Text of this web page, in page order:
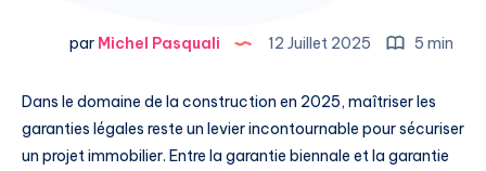
parMichel Pasquali 12 Juillet 2025 5 min
Dans le domaine de la construction en 2025, maîtriser les
garanties légales reste un levier incontournable pour sécuriser
un projet immobilier. Entre la garantie biennale et la garantie